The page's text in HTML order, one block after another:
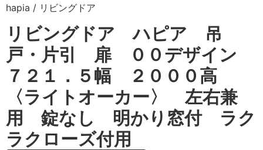
hapia / リビングドア
リビングドア ハピア 吊
戸・片引 扉 ００デザイン
７２１．５幅 ２０００高
〈ライトオーカー〉 左右兼
用 錠なし 明かり窓付 ラク
ラクローズ付用